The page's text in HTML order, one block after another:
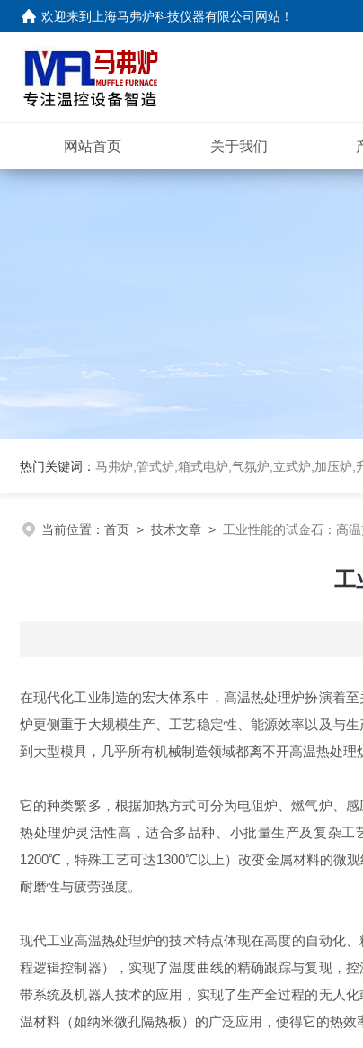
欢迎来到 上海马弗炉科技仪器有限公司网站 ！
网站首页 关于我们
热门关键词： 马弗炉,管式炉,箱式电炉,气氛炉,立式炉,加压炉,
当前位置： 首页 > 技术文章 > 工业性能的试金石：高
工
在现代化工业制造的宏大体系中，高温热处理炉扮演着
炉更侧重于大规模生产、工艺稳定性、能源效率以及与
到大型模具，几乎所有机械制造领域都离不开高温热处理
它的种类繁多，根据加热方式可分为电阻炉、燃气炉、
热处理炉灵活性高，适合多品种、小批量生产及复杂
1200℃，特殊工艺可达1300℃以上）改变金属材料的微
耐磨性与疲劳强度。
现代工业高温热处理炉的技术特点体现在高度的自动化
程逻辑控制器），实现了温度曲线的精确跟踪与复现，
带系统及机器人技术的应用，实现了生产全过程的无人
温材料（如纳米微孔隔热板）的广泛应用，使得它的热